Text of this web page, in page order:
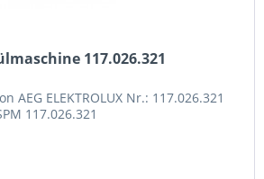
117.026.321
AEG ELEKTROLUX Nr.: 117.026.321
117.026.321